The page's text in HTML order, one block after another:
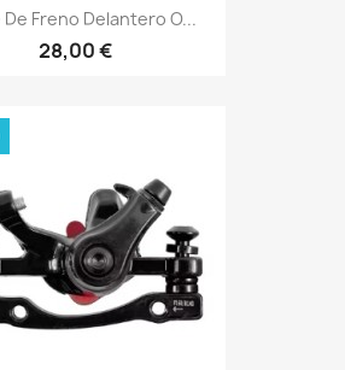
Freno Delantero O...
28,00 €